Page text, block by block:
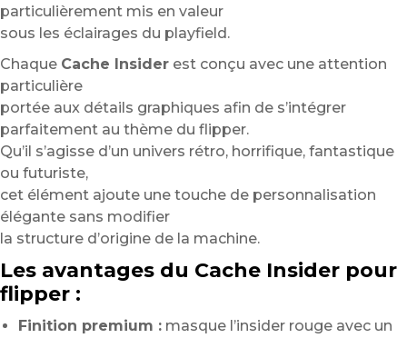
particulièrement mis en valeur
sous les éclairages du playfield.
Chaque Cache Insider est conçu avec une attention
particulière
portée aux détails graphiques afin de s’intégrer
parfaitement au thème du flipper.
Qu’il s’agisse d’un univers rétro, horrifique, fantastique
ou futuriste,
cet élément ajoute une touche de personnalisation
élégante sans modifier
la structure d’origine de la machine.
Les avantages du Cache Insider pour
flipper :
Finition premium : masque l’insider rouge avec un